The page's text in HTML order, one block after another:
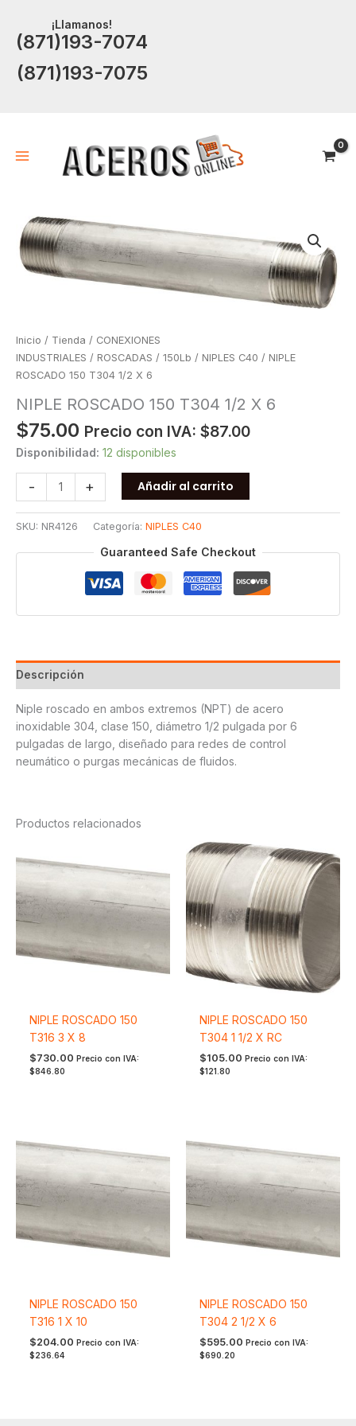
contenido
¡Llamanos!
(871)193-7074
(871)193-7075
Inicio / Tienda / CONEXIONES
INDUSTRIALES / ROSCADAS / 150Lb / NIPLES C40 / NIPLE
ROSCADO 150 T304 1/2 X 6
NIPLE ROSCADO 150 T304 1/2 X 6
$75.00 Precio con IVA: $87.00
Disponibilidad: 12 disponibles
-
ROSCADO
150
T304
1/2
+ Añadir al carrito
SKU: NR4126 Categoría: NIPLES C40
Guaranteed Safe Checkout
Descripción
Niple roscado en ambos extremos (NPT) de acero
inoxidable 304, clase 150, diámetro 1/2 pulgada por 6
pulgadas de largo, diseñado para redes de control
neumático o purgas mecánicas de fluidos.
Productos relacionados
NIPLE ROSCADO 150
T316 3 X 8
$730.00 Precio con IVA:
$846.80
NIPLE ROSCADO 150
T304 1 1/2 X RC
$105.00 Precio con IVA:
$121.80
NIPLE ROSCADO 150
T316 1 X 10
$204.00 Precio con IVA:
$236.64
NIPLE ROSCADO 150
T304 2 1/2 X 6
$595.00 Precio con IVA:
$690.20